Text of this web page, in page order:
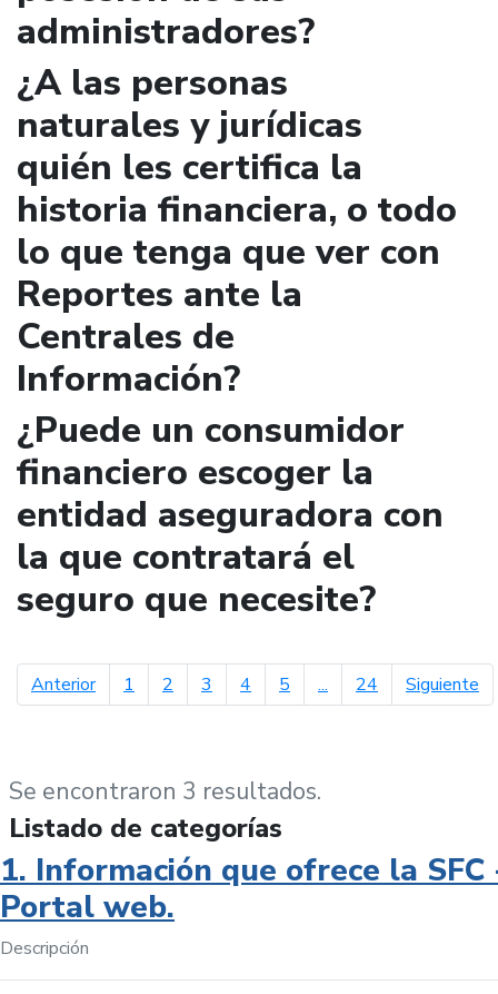
administradores?
¿A las personas
naturales y jurídicas
quién les certifica la
historia financiera, o todo
lo que tenga que ver con
Reportes ante la
Centrales de
Información?
¿Puede un consumidor
financiero escoger la
entidad aseguradora con
la que contratará el
seguro que necesite?
Anteriorpágina anterior
1 2 3 4 5 ... 24 Siguiente
Se encontraron 3 resultados.
Listado de categorías
1. Información que ofrece la SFC
Portal web.
Descripción